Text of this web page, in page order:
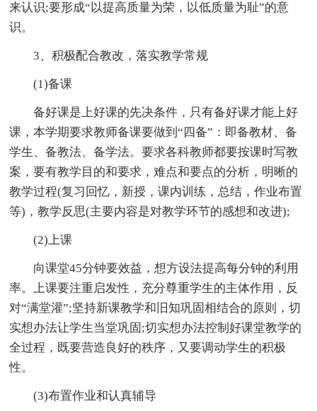
来认识;要形成“以提高质量为荣，以低质量为耻”的意
识。
3、积极配合教改，落实教学常规
(1)备课
备好课是上好课的先决条件，只有备好课才能上好
课，本学期要求教师备课要做到“四备”：即备教材、备
学生、备教法、备学法。要求各科教师都要按课时写教
案，要有教学目的和要求，难点和要点的分析，明晰的
教学过程(复习回忆，新授，课内训练，总结，作业布置
等)，教学反思(主要内容是对教学环节的感想和改进);
(2)上课
向课堂45分钟要效益，想方设法提高每分钟的利用
率。上课要注重启发性，充分尊重学生的主体作用，反
对“满堂灌”;坚持新课教学和旧知巩固相结合的原则，切
实想办法让学生当堂巩固;切实想办法控制好课堂教学的
全过程，既要营造良好的秩序，又要调动学生的积极
性。
(3)布置作业和认真辅导